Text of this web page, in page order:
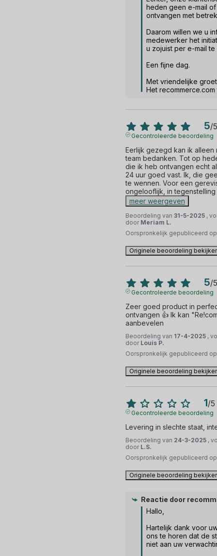
heden geen e-mail
ontvangen met
Daarom willen we u
medewerker het
u zojuist per e-mail
Een fijne dag.
Met vriendelijke
Het recommerce.com
5/5
Gecontroleerde beoordeling
Eerlijk gezegd kan ik alleen
team bedanken. Tot op
die ik heb ontvangen echt
24 uur goed vast. Ik, die
te wennen. Voor een
ongelooflijk, in tegenstelling
meer weergeven
Beoordeling van 31-5-2025 ,
door Meriam L.
Oorspronkelijk gepubliceerd
Originele beoordeling
5/5
Gecontroleerde beoordeling
Zeer goed product in
ontvangen 👍 Ik kan
aanbevelen
Beoordeling van 17-4-2025 ,
door Louis P.
Oorspronkelijk gepubliceerd
Originele beoordeling
1/5
Gecontroleerde beoordeling
Levering in slechte staat,
Beoordeling van 24-3-2025 ,
door L.S.
Oorspronkelijk gepubliceerd
Originele beoordeling
Reactie door
Hallo,
Hartelijk dank voor
ons te horen dat de
niet aan uw